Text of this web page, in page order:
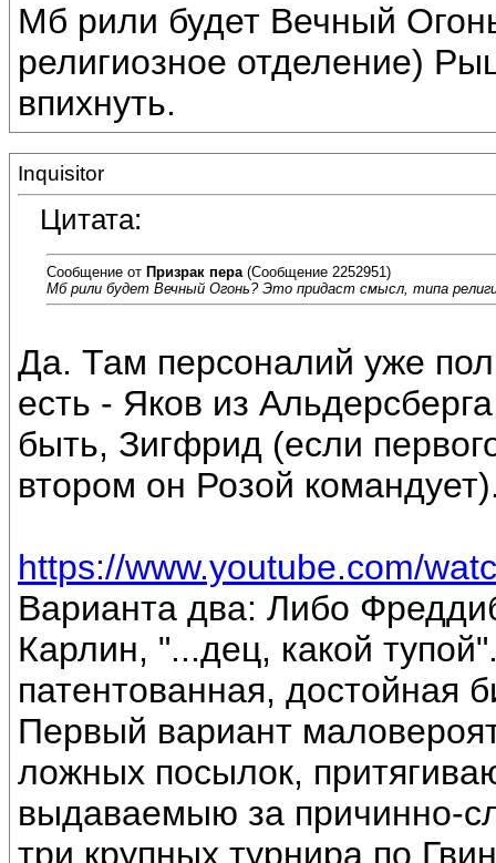
Мб рили будет Вечный
религиозное отделение)
впихнуть.
Inquisitor
Цитата:
Сообщение от Призрак пера (Сообщение 2252951)
Мб рили будет Вечный Огонь? Это придаст смысл, типа
Да. Там персоналий уже
есть - Яков из
быть, Зигфрид (если
втором он Розой
https://www.youtube.com/
Варианта два: Либо
Карлин, "...дец, какой
патентованная, достойная
Первый вариант
ложных посылок,
выдаваемыю за причинно-
три крупных турнира по